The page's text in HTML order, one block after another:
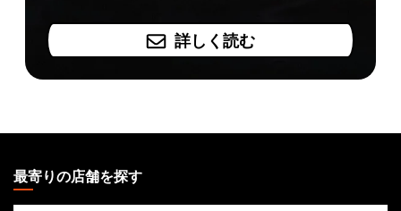
詳しく読む
THE
GATHERING
最寄りの店舗を探す